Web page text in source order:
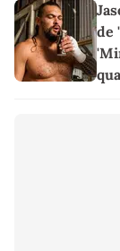
de